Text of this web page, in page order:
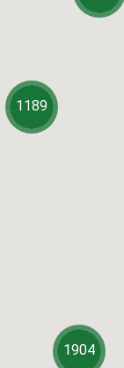
1189
1904